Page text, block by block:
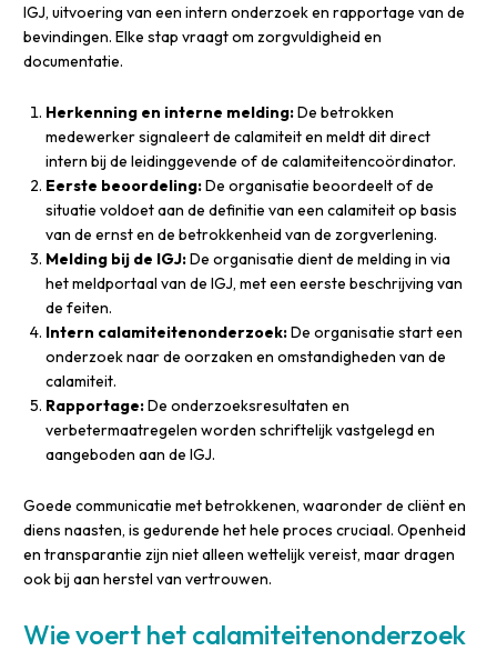
IGJ, uitvoering van een intern onderzoek en rapportage van de
bevindingen. Elke stap vraagt om zorgvuldigheid en
documentatie.
Herkenning en interne melding:De betrokken
medewerker signaleert de calamiteit en meldt dit direct
intern bij de leidinggevende of de calamiteitencoördinator.
Eerste beoordeling:De organisatie beoordeelt of de
situatie voldoet aan de definitie van een calamiteit op basis
van de ernst en de betrokkenheid van de zorgverlening.
Melding bij de IGJ:De organisatie dient de melding in via
het meldportaal van de IGJ, met een eerste beschrijving van
de feiten.
Intern calamiteitenonderzoek:De organisatie start een
onderzoek naar de oorzaken en omstandigheden van de
calamiteit.
Rapportage:De onderzoeksresultaten en
verbetermaatregelen worden schriftelijk vastgelegd en
aangeboden aan de IGJ.
Goede communicatie met betrokkenen, waaronder de cliënt en
diens naasten, is gedurende het hele proces cruciaal. Openheid
en transparantie zijn niet alleen wettelijk vereist, maar dragen
ook bij aan herstel van vertrouwen.
Wie voert het calamiteitenonderzoek